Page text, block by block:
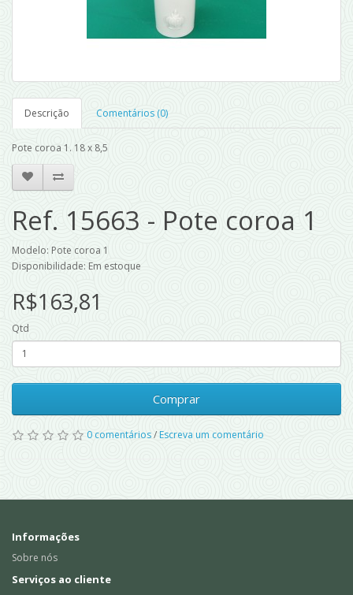
Descrição Comentários (0)
Pote coroa 1. 18 x 8,5
Ref. 15663 - Pote coroa 1
Modelo: Pote coroa 1
Disponibilidade: Em estoque
R$163,81
Qtd
Comprar
0 comentários/Escreva um comentário
Informações
Sobre nós
Serviços ao cliente